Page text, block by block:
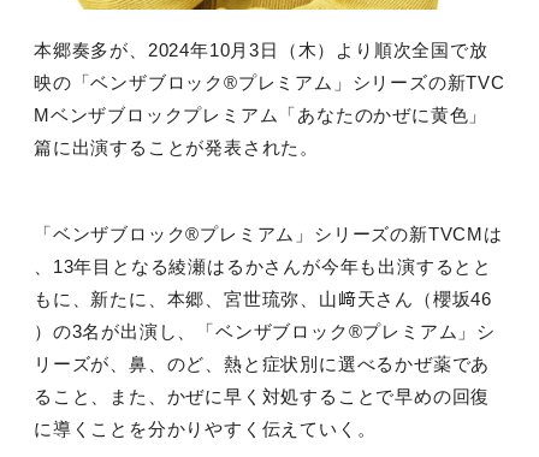
本郷奏多が、 2024年10月3日（木）より順次全国で放
映の「ベンザブロック®プレミアム」シリーズの新TVC
Mベンザブロックプレミアム「あなたのかぜに黄色」
篇に出演することが発表された。
「ベンザブロック®プレミアム」シリーズの新TVCMは
13年目となる綾瀬はるかさんが今年も出演するとと
もに、新たに、本郷、宮世琉弥、山﨑天さん（櫻坂46
）の3名が出演し、「ベンザブロック®プレミアム」シ
リーズが、鼻、のど、熱と症状別に選べるかぜ薬であ
ること、また、かぜに早く対処することで早めの回復
に導くことを分かりやすく伝えていく。